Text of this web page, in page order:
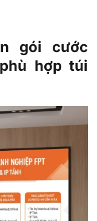
gói cước
hợp túi